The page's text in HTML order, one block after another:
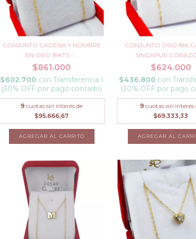
CONJUNTO CADENA Y NOMBRE
EN ORO 18KTS -...
$861.000
$602.700 con Transferencia I
(30% OFF por pago contado)
9 cuotas sin interés de
$95.666,67
AGREGAR AL CARRITO
CONJUNTO ORO 18K
SINGAPUR
$624.000
$436.800 con
(30% OFF por pago
9 cuotas sin interés
$69.333,33
AGREGAR AL